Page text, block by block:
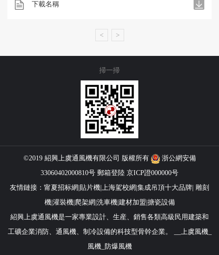
下載名稱
< >
掃一掃
©2019 紹興上虞通 風機有限公司 版權所有
浙公網安備
33060402000810号 郵箱登陸 京ICP證000000号
友情鏈接： 甯夏招标網 貼片機 上海駕校網 集成吊頂十大品牌 雕刻
機| 灌裝機| 爬架網 洗車機| 建材加盟 搪瓷設備
紹興上虞通風機是一家專業設計、生産、銷售各類高級民用建築和
工礦企業消防、 通風機、制冷設備的科技型骨幹企業。 上虞風機_
風機_ 防爆風機